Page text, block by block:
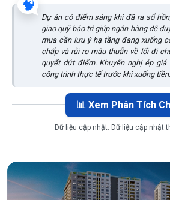
🧠
Dự án có điểm sáng khi đã ra sổ
giao quỹ bảo trì giúp ngân hàng dễ
mua cần lưu ý hạ tầng đang xuống
chấp và rủi ro mâu thuẫn về lối đi
quyết dứt điểm. Khuyến nghị ép
công trình thực tế trước khi xuống tiền.
📊 Xem Phân Tích
Dữ liệu cập nhật: Dữ liệu cập nhật